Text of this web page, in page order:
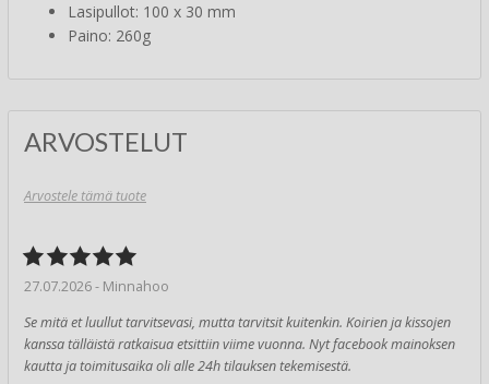
Lasipullot: 100 x 30 mm
Paino: 260g
ARVOSTELUT
Arvostele tämä tuote
27.07.2026 - Minnahoo
Se mitä et luullut tarvitsevasi, mutta tarvitsit kuitenkin. Koirien ja kissojen
kanssa tälläistä ratkaisua etsittiin viime vuonna. Nyt facebook mainoksen
kautta ja toimitusaika oli alle 24h tilauksen tekemisestä.